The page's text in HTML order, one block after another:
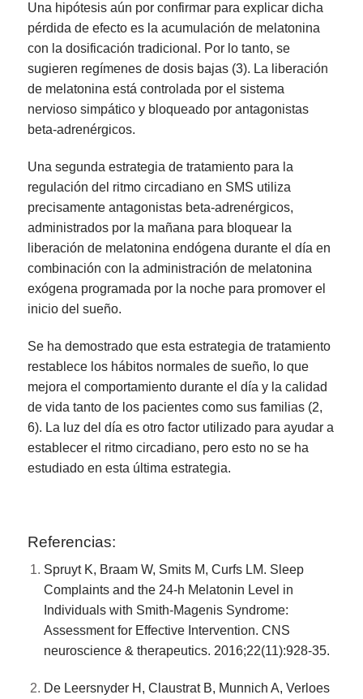
Una hipótesis aún por confirmar para explicar dicha
pérdida de efecto es la acumulación de melatonina
con la dosificación tradicional. Por lo tanto, se
sugieren regímenes de dosis bajas (3). La liberación
de melatonina está controlada por el sistema
nervioso simpático y bloqueado por antagonistas
beta-adrenérgicos.
Una segunda estrategia de tratamiento para la
regulación del ritmo circadiano en SMS utiliza
precisamente antagonistas beta-adrenérgicos,
administrados por la mañana para bloquear la
liberación de melatonina endógena durante el día en
combinación con la administración de melatonina
exógena programada por la noche para promover el
inicio del sueño.
Se ha demostrado que esta estrategia de tratamiento
restablece los hábitos normales de sueño, lo que
mejora el comportamiento durante el día y la calidad
de vida tanto de los pacientes como sus familias (2,
6). La luz del día es otro factor utilizado para ayudar a
establecer el ritmo circadiano, pero esto no se ha
estudiado en esta última estrategia.
Referencias:
Spruyt K, Braam W, Smits M, Curfs LM. Sleep
Complaints and the 24-h Melatonin Level in
Individuals with Smith-Magenis Syndrome:
Assessment for Effective Intervention. CNS
neuroscience & therapeutics. 2016;22(11):928-35.
De Leersnyder H, Claustrat B, Munnich A, Verloes